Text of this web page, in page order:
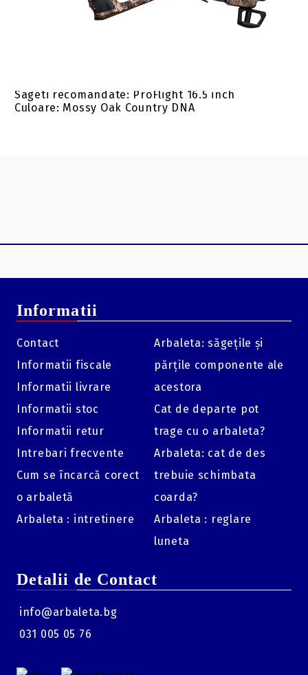
Sageti recomandate: ProFlight 16.5 inch
Culoare: Mossy Oak Country DNA
Informatii
Contact
Informatii fiscale
Informatii livrare
Informatii stoc
Informatii retur
Intrebari frecvente
Cum se încarcă corect
o arbaletă
Arbaleta : intretinere
Arbaleta: săgețile și
părțile componente ale
acestora
Cat de departe pot
trage cu o arbaleta?
Arbaleta: cat de des
trebuie schimbata
coarda?
Arbaleta : reglare
luneta
Detalii de Contact
info@arbaleta.bg
031 005 05 76